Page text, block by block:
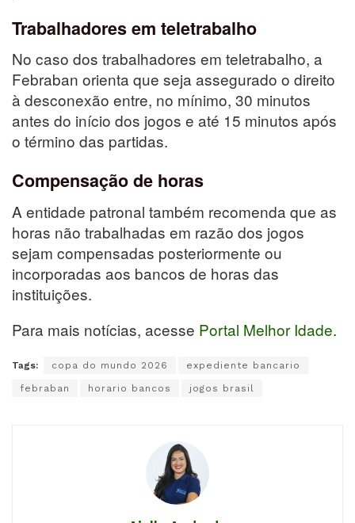
Trabalhadores em teletrabalho
No caso dos trabalhadores em teletrabalho, a
Febraban orienta que seja assegurado o direito
à desconexão entre, no mínimo, 30 minutos
antes do início dos jogos e até 15 minutos após
o término das partidas.
Compensação de horas
A entidade patronal também recomenda que as
horas não trabalhadas em razão dos jogos
sejam compensadas posteriormente ou
incorporadas aos bancos de horas das
instituições.
Para mais notícias, acesse Portal Melhor Idade.
Tags: copa do mundo 2026 expediente bancario
febraban horario bancos jogos brasil